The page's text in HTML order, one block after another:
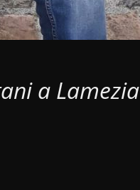
a Lamezia